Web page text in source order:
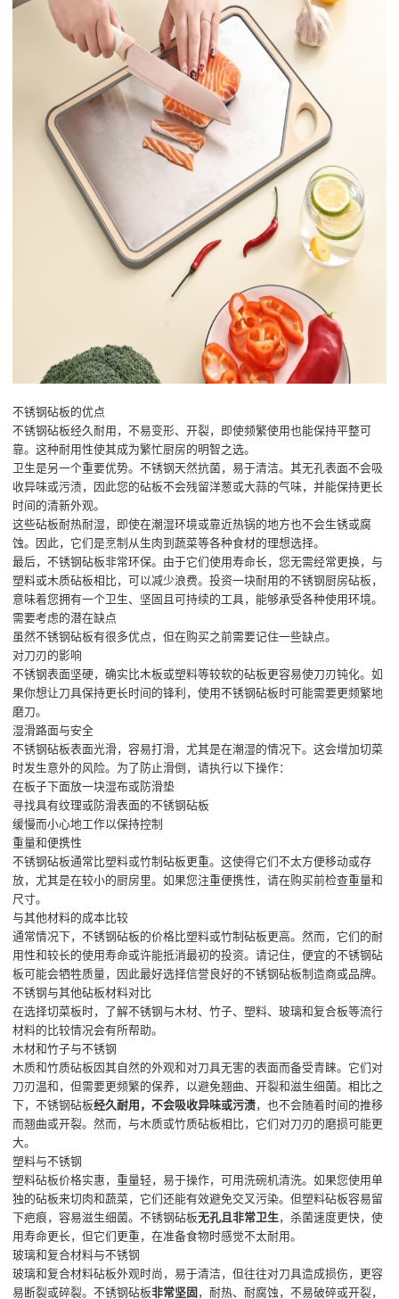
不锈钢砧板的优点
不锈钢砧板经久耐用，不易变形、开裂，即使频繁使用也能保持平整可
靠。这种耐用性使其成为繁忙厨房的明智之选。
卫生是另一个重要优势。不锈钢天然抗菌，易于清洁。其无孔表面不会吸
收异味或污渍，因此您的砧板不会残留洋葱或大蒜的气味，并能保持更长
时间的清新外观。
这些砧板耐热耐湿，即使在潮湿环境或靠近热锅的地方也不会生锈或腐
蚀。因此，它们是烹制从生肉到蔬菜等各种食材的理想选择。
最后，不锈钢砧板非常环保。由于它们使用寿命长，您无需经常更换，与
塑料或木质砧板相比，可以减少浪费。投资一块耐用的不锈钢厨房砧板，
意味着您拥有一个卫生、坚固且可持续的工具，能够承受各种使用环境。
需要考虑的潜在缺点
虽然不锈钢砧板有很多优点，但在购买之前需要记住一些缺点。
对刀刃的影响
不锈钢表面坚硬，确实比木板或塑料等较软的砧板更容易使刀刃钝化。如
果你想让刀具保持更长时间的锋利，使用不锈钢砧板时可能需要更频繁地
磨刀。
湿滑路面与安全
不锈钢砧板表面光滑，容易打滑，尤其是在潮湿的情况下。这会增加切菜
时发生意外的风险。为了防止滑倒，请执行以下操作：
在板子下面放一块湿布或防滑垫
寻找具有纹理或防滑表面的不锈钢砧板
缓慢而小心地工作以保持控制
重量和便携性
不锈钢砧板通常比塑料或竹制砧板更重。这使得它们不太方便移动或存
放，尤其是在较小的厨房里。如果您注重便携性，请在购买前检查重量和
尺寸。
与其他材料的成本比较
通常情况下，不锈钢砧板的价格比塑料或竹制砧板更高。然而，它们的耐
用性和较长的使用寿命或许能抵消最初的投资。请记住，便宜的不锈钢砧
板可能会牺牲质量，因此最好选择信誉良好的不锈钢砧板制造商或品牌。
不锈钢与其他砧板材料对比
在选择切菜板时，了解不锈钢与木材、竹子、塑料、玻璃和复合板等流行
材料的比较情况会有所帮助。
木材和竹子与不锈钢
木质和竹质砧板因其自然的外观和对刀具无害的表面而备受青睐。它们对
刀刃温和，但需要更频繁的保养，以避免翘曲、开裂和滋生细菌。相比之
下，不锈钢砧板经久耐用，不会吸收异味或污渍，也不会随着时间的推移
而翘曲或开裂。然而，与木质或竹质砧板相比，它们对刀刃的磨损可能更
大。
塑料与不锈钢
塑料砧板价格实惠，重量轻，易于操作，可用洗碗机清洗。如果您使用单
独的砧板来切肉和蔬菜，它们还能有效避免交叉污染。但塑料砧板容易留
下疤痕，容易滋生细菌。不锈钢砧板无孔且非常卫生，杀菌速度更快，使
用寿命更长，但它们更重，在准备食物时感觉不太耐用。
玻璃和复合材料与不锈钢
玻璃和复合材料砧板外观时尚，易于清洁，但往往对刀具造成损伤，更容
易断裂或碎裂。不锈钢砧板非常坚固，耐热、耐腐蚀，不易破碎或开裂，